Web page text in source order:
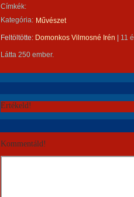
Címkék:
Kategória: Művészet
Feltöltötte: Domonkos Vilmosné Irén 11
Látta 250 ember.
Értékeld!
Kommentáld!